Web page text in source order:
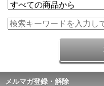
メルマガ登録・解除